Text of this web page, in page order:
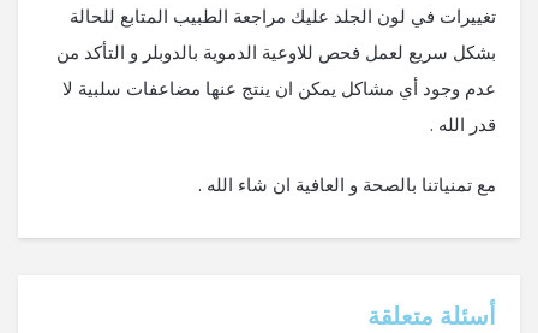
تغييرات في لون الجلد عليك مراجعة الطبيب المتابع للحالة
بشكل سريع لعمل فحص للاوعية الدموية بالدوبلر و التأكد من
عدم وجود أي مشاكل يمكن ان ينتج عنها مضاعفات سلبية لا
قدر الله .
مع تمنياتنا بالصحة و العافية ان شاء الله .
أسئلة متعلقة